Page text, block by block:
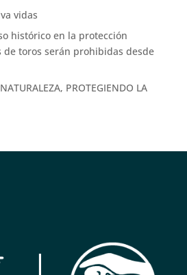
vidas
histórico en la protección
toros serán prohibidas desde
PROTEGIENDO LA